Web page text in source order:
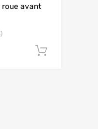
roue avant